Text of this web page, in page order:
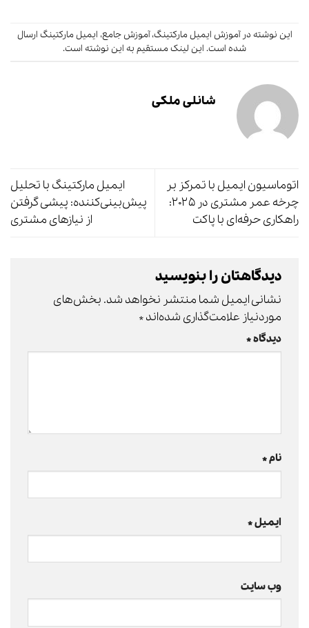
این نوشته درآموزش ایمیل مارکتینگ،آموزش جامع، ایمیل مارکتینگ ارسال
شده است. این لینکمستقیم به این نوشته است.
شانلی ملکی
اتوماسیون ایمیل با تمرکز بر
چرخه عمر مشتری در ۲۰۲۵:
راهکاری حرفه‌ای با پاکت
ایمیل مارکتینگ با تحلیل
پیش‌بینی‌کننده: پیشی گرفتن
از نیازهای مشتری
دیدگاهتان را بنویسید
نشانی ایمیل شما منتشر نخواهد شد. بخش‌های
موردنیاز علامت‌گذاری شده‌اند*
دیدگاه*
نام*
ایمیل*
وب‌ سایت